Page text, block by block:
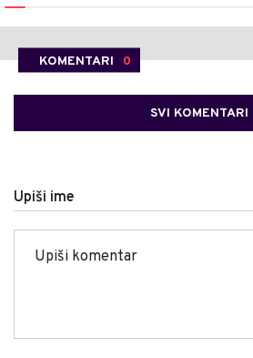
KOMENTARI 0
SVI KOMENTARI
Upiši ime